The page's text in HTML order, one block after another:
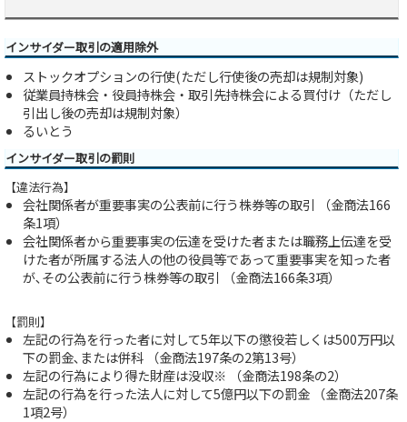
インサイダー取引の適用除外
ストックオプションの行使(ただし行使後の売却は規制対象)
従業員持株会・役員持株会・取引先持株会による買付け（ただし
引出し後の売却は規制対象）
るいとう
インサイダー取引の罰則
【違法行為】
会社関係者が重要事実の公表前に行う株券等の取引 （金商法166
条1項）
会社関係者から重要事実の伝達を受けた者または職務上伝達を受
けた者が所属する法人の他の役員等であって重要事実を知った者
が､その公表前に行う株券等の取引 （金商法166条3項）
【罰則】
左記の行為を行った者に対して5年以下の懲役若しくは500万円以
下の罰金､または併科 （金商法197条の2第13号）
左記の行為により得た財産は没収※ （金商法198条の2）
左記の行為を行った法人に対して5億円以下の罰金 （金商法207条
1項2号）